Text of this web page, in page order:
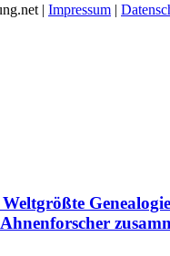
| Impressum |